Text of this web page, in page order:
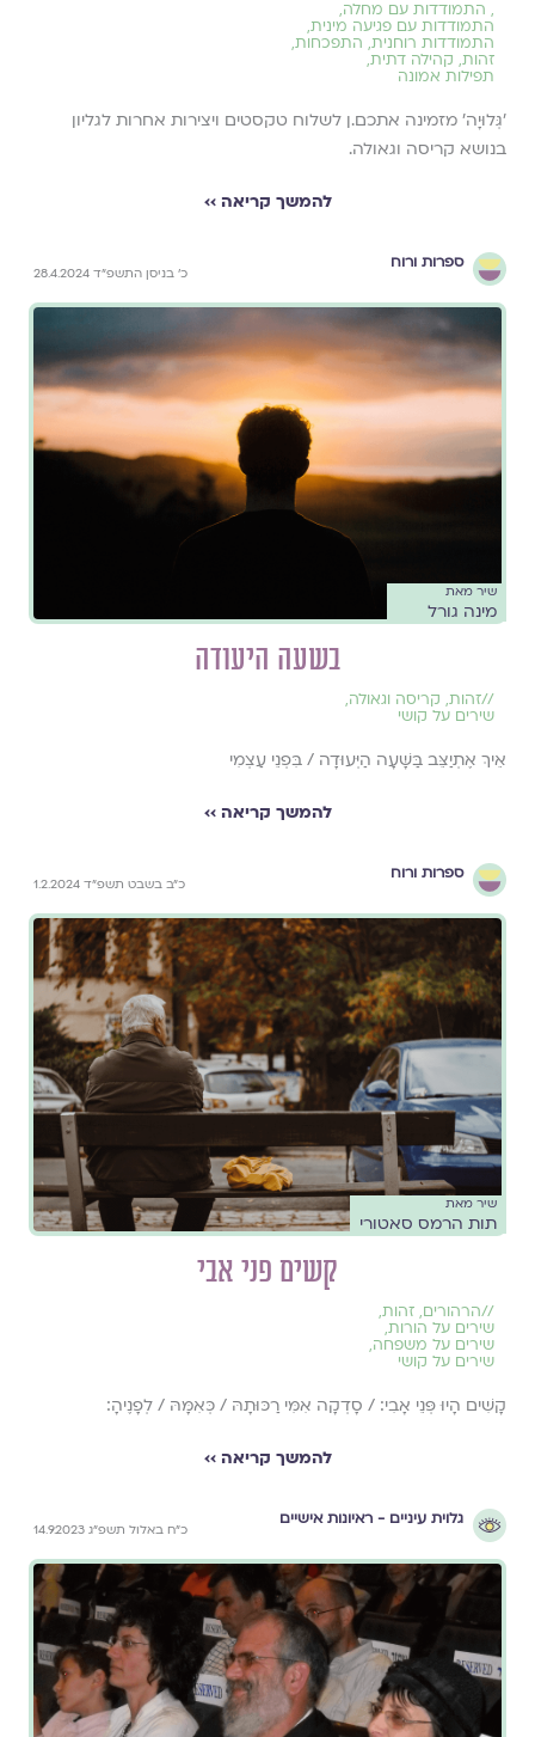
, התמודדות עם מחלה,
התמודדות עם פגיעה מינית,
התמודדות רוחנית, התפכחות,
זהות, קהילה דתית,
תפילות אמונה
׳גְּלוּיָה׳ מזמינה אתכם.ן לשלוח טקסטים ויצירות אחרות לגליון
בנושא קריסה וגאולה.
להמשך קריאה ››
ספרות ורוח
כ׳ בניסן התשפ״ד 28.4.2024
שיר מאת
מינה גורל
בשעה היעודה
//זהות, קריסה וגאולה,
שירים על קושי
אֵיךְ אֶתְיַצֵּב בַּשָּׁעָה הַיְּעוּדָה / בִּפְנֵי עַצְמִי
להמשך קריאה ››
ספרות ורוח
כ״ב בשבט תשפ״ד 1.2.2024
שיר מאת
תות הרמס סאטורי
קשים פני אבי
//הרהורים, זהות,
שירים על הורות,
שירים על משפחה,
שירים על קושי
קָשִׁים הָיוּ פְּנֵי אָבִי: / סָדְקָה אִמִּי רַכּוּתָהּ / כְּאִמָּהּ / לְפָנֶיהָ:
להמשך קריאה ››
גלוית עיניים - ראיונות אישיים
כ״ח באלול תשפ״ג 14.9.2023